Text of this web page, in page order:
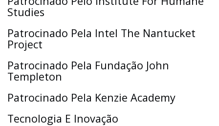
Studies
Patrocinado Pela Intel The Nantucket
Project
Patrocinado Pela Fundação John
Templeton
Patrocinado Pela Kenzie Academy
Tecnologia E Inovação